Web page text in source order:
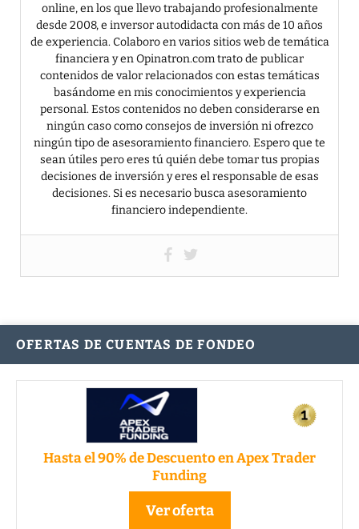
online, en los que llevo trabajando profesionalmente
desde 2008, e inversor autodidacta con más de 10 años
de experiencia. Colaboro en varios sitios web de temática
financiera y en Opinatron.com trato de publicar
contenidos de valor relacionados con estas temáticas
basándome en mis conocimientos y experiencia
personal. Estos contenidos no deben considerarse en
ningún caso como consejos de inversión ni ofrezco
ningún tipo de asesoramiento financiero. Espero que te
sean útiles pero eres tú quién debe tomar tus propias
decisiones de inversión y eres el responsable de esas
decisiones. Si es necesario busca asesoramiento
financiero independiente.
OFERTAS DE CUENTAS DE FONDEO
Hasta el 90% de Descuento en Apex Trader
Funding
Ver oferta